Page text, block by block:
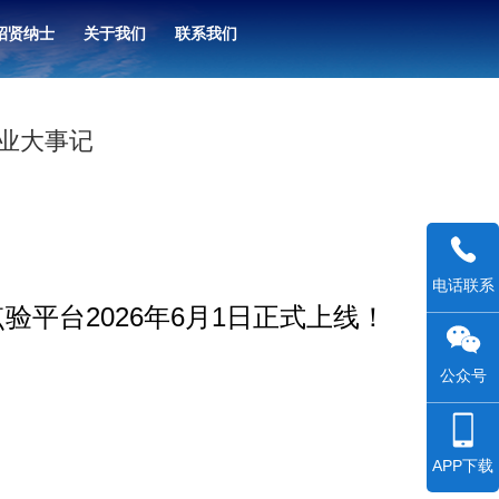
贤纳士 关于我们 联系我们
电话联系
公众号
APP下载
大事记
平台2026年6月1日正式上线！